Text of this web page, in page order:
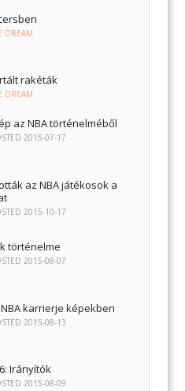
DREAM
rakéták
DREAM
az NBA történelméből
2015-07-17
az NBA játékosok a
2015-10-17
történelme
2015-08-07
karrierje képekben
2015-08-13
Irányítók
2015-08-09